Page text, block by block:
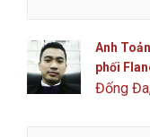
Anh
phối
Đống